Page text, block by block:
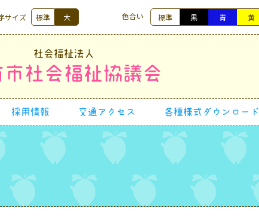
サイズ 標準 大 色合い 標準 黒 青 黄
社会福祉法人
市社会福祉協議会
採用情報 交通アクセス 各種様式ダウンロード